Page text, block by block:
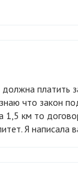
что закон
1,5 км то
Я написала